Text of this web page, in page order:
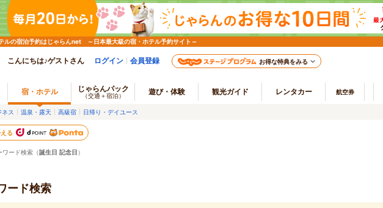
ルの宿泊予約はじゃらんnet ～日本最大級の宿・ホテル予約サイト～
こんにちは♪ゲストさん ログイン 会員登録 お得な特典をみる
宿・ホテル じゃらんパック
（交通＋宿泊） 遊び・体験 観光ガイド レンタカー 航空券
ス 温泉・露天 高級宿 日帰り・デイユース
る
ワード検索（誕生日 記念日 ）
ード検索